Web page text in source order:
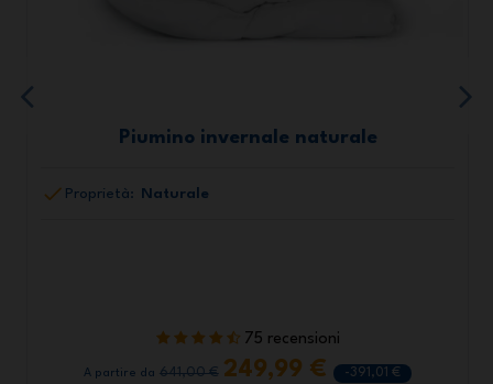
Piumino invernale naturale
Proprietà: Naturale
75 recensioni
A partire da 641,00 € 249,99 € -391,01 €